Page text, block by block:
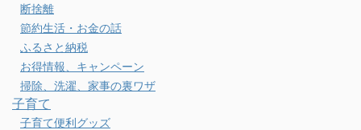
断捨離
節約生活・お金の話
ふるさと納税
お得情報、キャンペーン
掃除、洗濯、家事の裏ワザ
子育て
子育て便利グッズ